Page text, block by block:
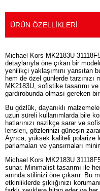
ÜRÜN ÖZELLIKLERI
Michael Kors MK2183U
detaylarıyla öne çıkan bir
yenilikçi yaklaşımını yansıtan
hem de özel günlerde
MK2183U, sofistike tasarımı
gardırobunda olması gereken
Bu gözlük, dayanıklı
uzun süreli kullanımlarda bile
hatlarınızı nazikçe sarar ve
lensleri, gözlerinizi güneşin
Ayrıca, yüksek kaliteli polarize
parlamaları ve yansımaları
Michael Kors MK2183U
sunar. Minimalist tasarımı ile
anında stilinizi öne çıkarır. Bu
etkinliklerde şıklığınızı